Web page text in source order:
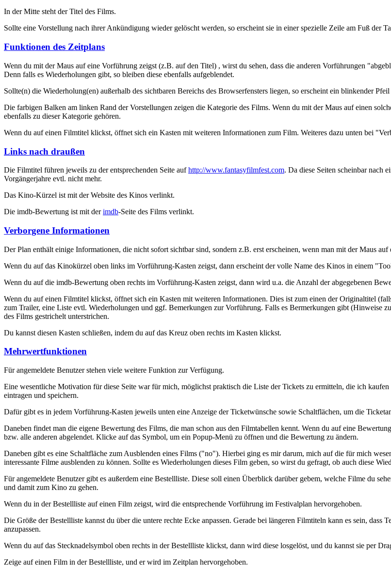
In der Mitte steht der Titel des Films.
Sollte eine Vorstellung nach ihrer Ankündigung wieder gelöscht werden, so erscheint sie in einer spezielle Zeile am Fuß der
Funktionen des Zeitplans
Wenn du mit der Maus auf eine Vorführung zeigst (z.B. auf den Titel) , wirst du sehen, dass die anderen Vorführungen
Denn falls es Wiederholungen gibt, so bleiben diese ebenfalls aufgeblendet.
Sollte(n) die Wiederholung(en) außerhalb des sichtbaren Bereichs des Browserfensters liegen, so erscheint ein blinkender
Die farbigen Balken am linken Rand der Vorstellungen zeigen die Kategorie des Films. Wenn du mit der Maus auf einen
ebenfalls zu dieser Kategorie gehören.
Wenn du auf einen Filmtitel klickst, öffnet sich ein Kasten mit weiteren Informationen zum Film. Weiteres dazu unten bei
Links nach draußen
Die Filmtitel führen jeweils zu der entsprechenden Seite aufhttp://www.fantasyfilmfest.com. Da diese Seiten scheinbar nach
Vorgängerjahre evtl. nicht mehr.
Das Kino-Kürzel ist mit der Website des Kinos verlinkt.
Die imdb-Bewertung ist mit derimdb-Seite des Films verlinkt.
Verborgene Informationen
Der Plan enthält einige Informationen, die nicht sofort sichtbar sind, sondern z.B. erst erscheinen, wenn man mit der Maus
Wenn du auf das Kinokürzel oben links im Vorführung-Kasten zeigst, dann erscheint der volle Name des Kinos in einem
Wenn du auf die imdb-Bewertung oben rechts im Vorführung-Kasten zeigst, dann wird u.a. die Anzahl der abgegebenen
Wenn du auf einen Filmtitel klickst, öffnet sich ein Kasten mit weiteren Informationen. Dies ist zum einen der Originaltitel
zum Trailer, eine Liste evtl. Wiederholungen und ggf. Bemerkungen zur Vorführung. Falls es Bermerkungen gibt (Hinweise
des Films gestrichelt unterstrichen.
Du kannst diesen Kasten schließen, indem du auf das Kreuz oben rechts im Kasten klickst.
Mehrwertfunktionen
Für angemeldete Benutzer stehen viele weitere Funktion zur Verfügung.
Eine wesentliche Motivation für diese Seite war für mich, möglichst praktisch die Liste der Tickets zu ermitteln, die ich
eintragen und speichern.
Dafür gibt es in jedem Vorführung-Kasten jeweils unten eine Anzeige der Ticketwünsche sowie Schaltflächen, um die
Daneben findet man die eigene Bewertung des Films, die man schon aus den Filmtabellen kennt. Wenn du auf eine
bzw. alle anderen abgelendet. Klicke auf das Symbol, um ein Popup-Menü zu öffnen und die Bewertung zu ändern.
Daneben gibt es eine Schaltfläche zum Ausblenden eines Films ("no"). Hierbei ging es mir darum, mich auf die für mich
interessante Filme ausblenden zu können. Sollte es Wiederholungen dieses Film geben, so wirst du gefragt, ob auch diese
Für angemeldete Benutzer gibt es außerdem eine Bestellliste. Diese soll einen Überblick darüber gebem, welche Filme du
und damit zum Kino zu gehen.
Wenn du in der Bestellliste auf einen Film zeigst, wird die entsprechende Vorführung im Festivalplan hervorgehoben.
Die Größe der Bestellliste kannst du über die untere rechte Ecke anpassen. Gerade bei längeren Filmtiteln kann es sein, dass
anzupassen.
Wenn du auf das Stecknadelsymbol oben rechts in der Bestellliste klickst, dann wird diese losgelöst, und du kannst sie per
Zeige auf einen Film in der Bestellliste, und er wird im Zeitplan hervorgehoben.